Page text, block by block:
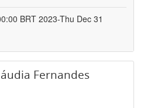
BRT 2023-Thu Dec 31
Fernandes